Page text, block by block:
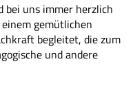
bei uns immer herzlich
gemütlichen
begleitet, die zum
und andere